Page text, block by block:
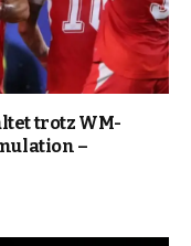
trotz WM-
–